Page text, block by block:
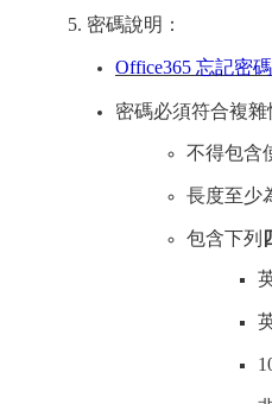
5. 密碼說明：
Office365 忘記密
密碼必須符合複雜
不得包含
長度至少
包含下列